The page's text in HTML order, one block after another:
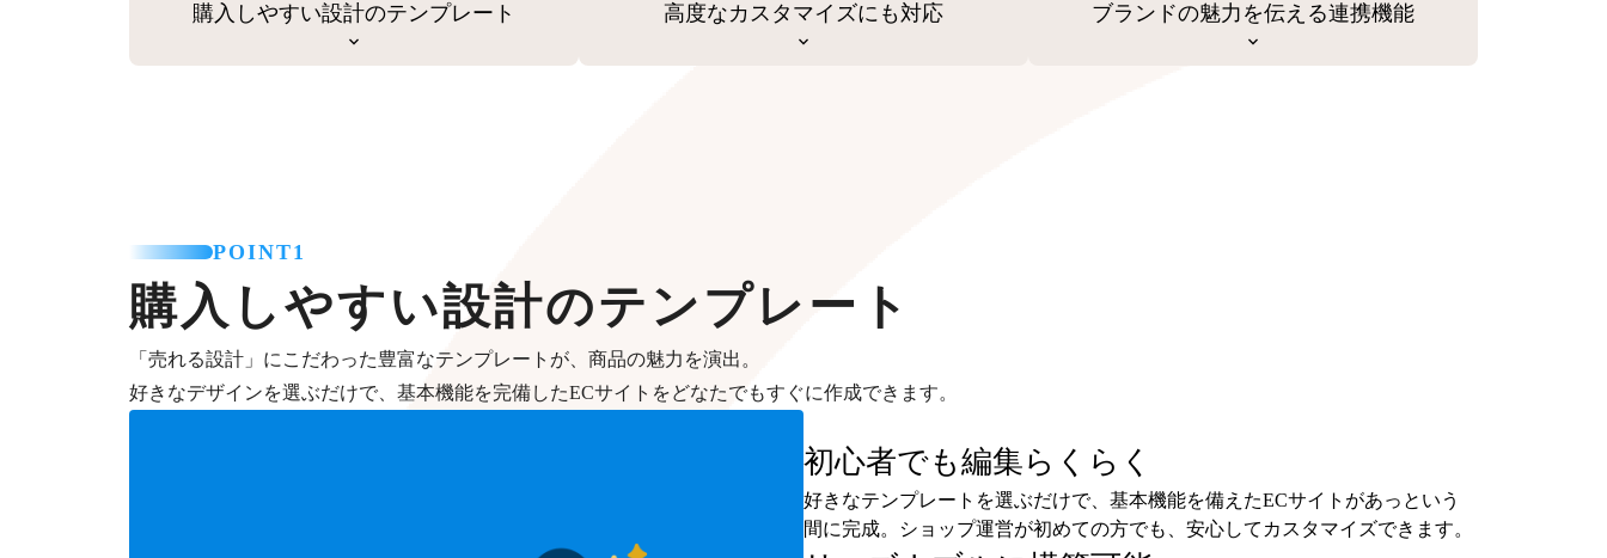
購入しやすい設計のテンプレート 高度なカスタマイズにも対応 ブランドの魅力を伝える連携機能
POINT1
購入しやすい設計のテンプレート
「売れる設計」にこだわった豊富なテンプレートが、商品の魅力を演出。
好きなデザインを選ぶだけで、基本機能を完備したECサイトをどなたでもすぐに作成できます。
初心者でも編集らくらく
好きなテンプレートを選ぶだけで、基本機能を備えたECサイトがあっという
間に完成。ショップ運営が初めての方でも、安心してカスタマイズできます。